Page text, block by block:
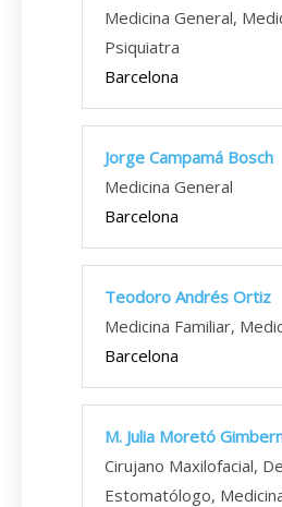
Medicina General,
Psiquiatra
Barcelona
Jorge Campamá Bosch
Medicina General
Barcelona
Teodoro Andrés Ortiz
Medicina Familiar,
Barcelona
M. Julia Moretó
Cirujano Maxilofacial,
Estomatólogo,